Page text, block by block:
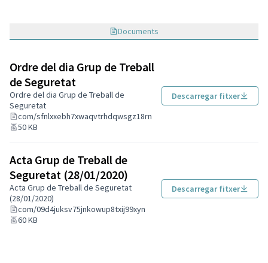
Documents
Ordre del dia Grup de Treball
de Seguretat
Ordre del dia Grup de Treball de
Seguretat
com/sfnlxxebh7xwaqvtrhdqwsgz18rn
50 KB
Descarregar fitxer
Acta Grup de Treball de
Seguretat (28/01/2020)
Acta Grup de Treball de Seguretat
(28/01/2020)
com/09d4juksv75jnkowup8txij99xyn
60 KB
Descarregar fitxer